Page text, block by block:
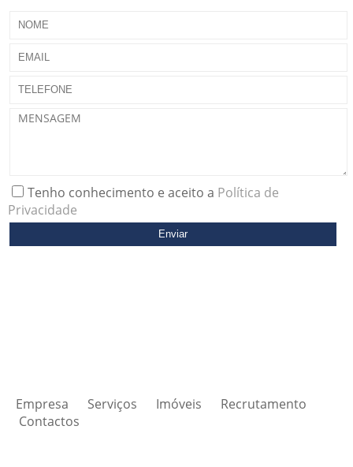
Tenho conhecimento e aceito a Política de
Privacidade
Empresa Serviços Imóveis
Recrutamento
Contactos